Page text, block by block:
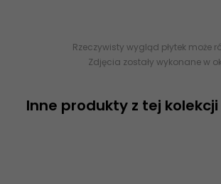
Rzeczywisty wygląd płytek
Zdjęcia zostały wykonane w
Inne produkty z tej kolekcji